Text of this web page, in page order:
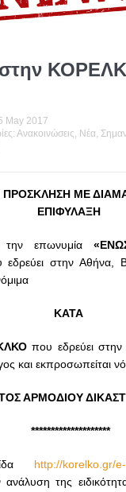
May 2017
Ανακοινώσεις Νέα
ΠΡΟΣΚΛΗΣΗ ΜΕ
ΕΠΙΦΥΛΑΞΗ
επωνυμία
στην Αθήνα,
ΚΑΤΑ
που εδρεύει
και εκπροσωπείται
ΑΡΜΟΔΙΟΥ
********************
http://korelko.gr/
της